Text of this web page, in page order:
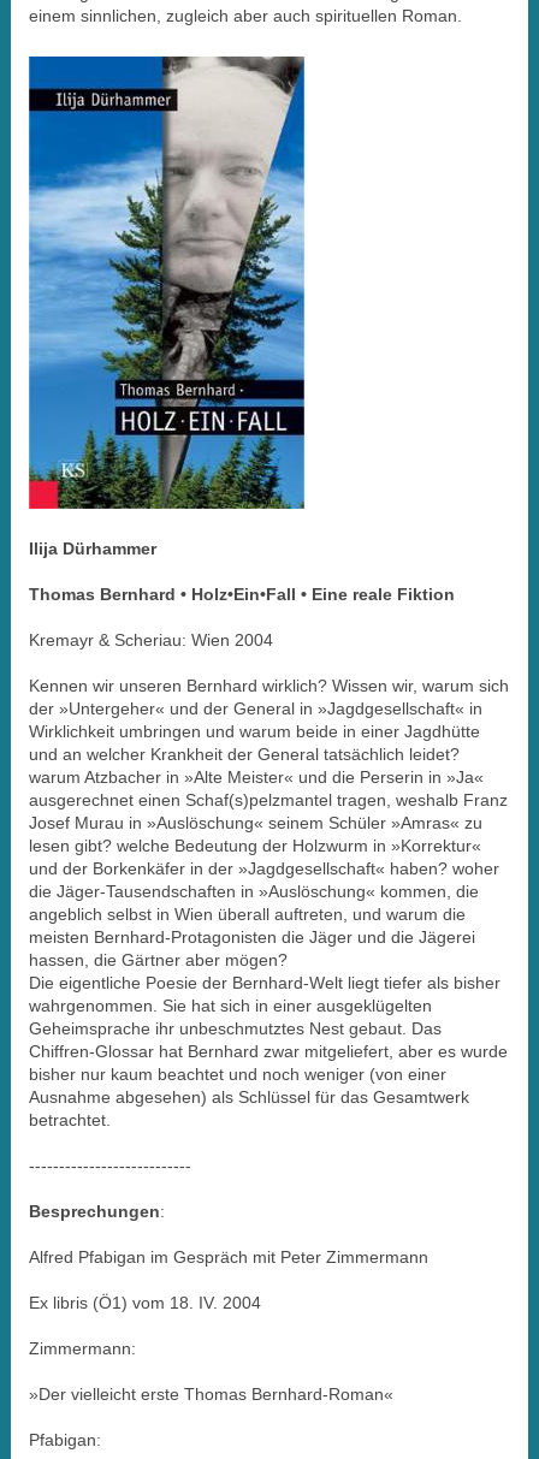
einem sinnlichen, zugleich aber auch spirituellen Roman.
Ilija Dürhammer
Thomas Bernhard • Holz•Ein•Fall • Eine reale Fiktion
Kremayr & Scheriau: Wien 2004
Kennen wir unseren Bernhard wirklich? Wissen wir, warum sich
der »Untergeher« und der General in »Jagdgesellschaft« in
Wirklichkeit umbringen und warum beide in einer Jagdhütte
und an welcher Krankheit der General tatsächlich leidet?
warum Atzbacher in »Alte Meister« und die Perserin in »Ja«
ausgerechnet einen Schaf(s)pelzmantel tragen, weshalb Franz
Josef Murau in »Auslöschung« seinem Schüler »Amras« zu
lesen gibt? welche Bedeutung der Holzwurm in »Korrektur«
und der Borkenkäfer in der »Jagdgesellschaft« haben? woher
die Jäger-Tausendschaften in »Auslöschung« kommen, die
angeblich selbst in Wien überall auftreten, und warum die
meisten Bernhard-Protagonisten die Jäger und die Jägerei
hassen, die Gärtner aber mögen?
Die eigentliche Poesie der Bernhard-Welt liegt tiefer als bisher
wahrgenommen. Sie hat sich in einer ausgeklügelten
Geheimsprache ihr unbeschmutztes Nest gebaut. Das
Chiffren-Glossar hat Bernhard zwar mitgeliefert, aber es wurde
bisher nur kaum beachtet und noch weniger (von einer
Ausnahme abgesehen) als Schlüssel für das Gesamtwerk
betrachtet.
---------------------------
Besprechungen:
Alfred Pfabigan im Gespräch mit Peter Zimmermann
Ex libris (Ö1) vom 18. IV. 2004
Zimmermann:
»Der vielleicht erste Thomas Bernhard-Roman«
Pfabigan: